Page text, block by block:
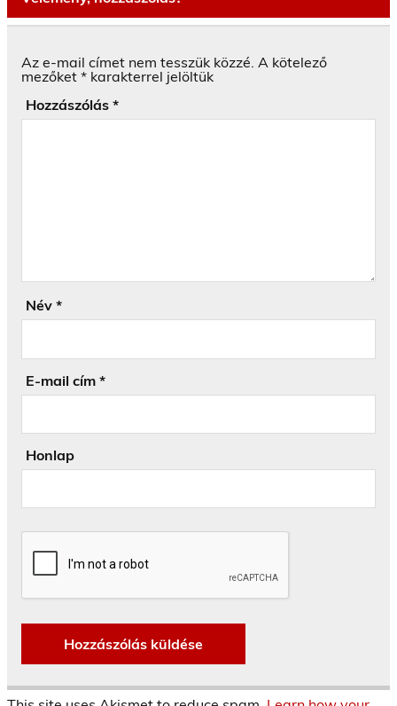
Az e-mail címet nem tesszük közzé. A kötelező
mezőket * karakterrel jelöltük
Hozzászólás *
Név *
E-mail cím *
Honlap